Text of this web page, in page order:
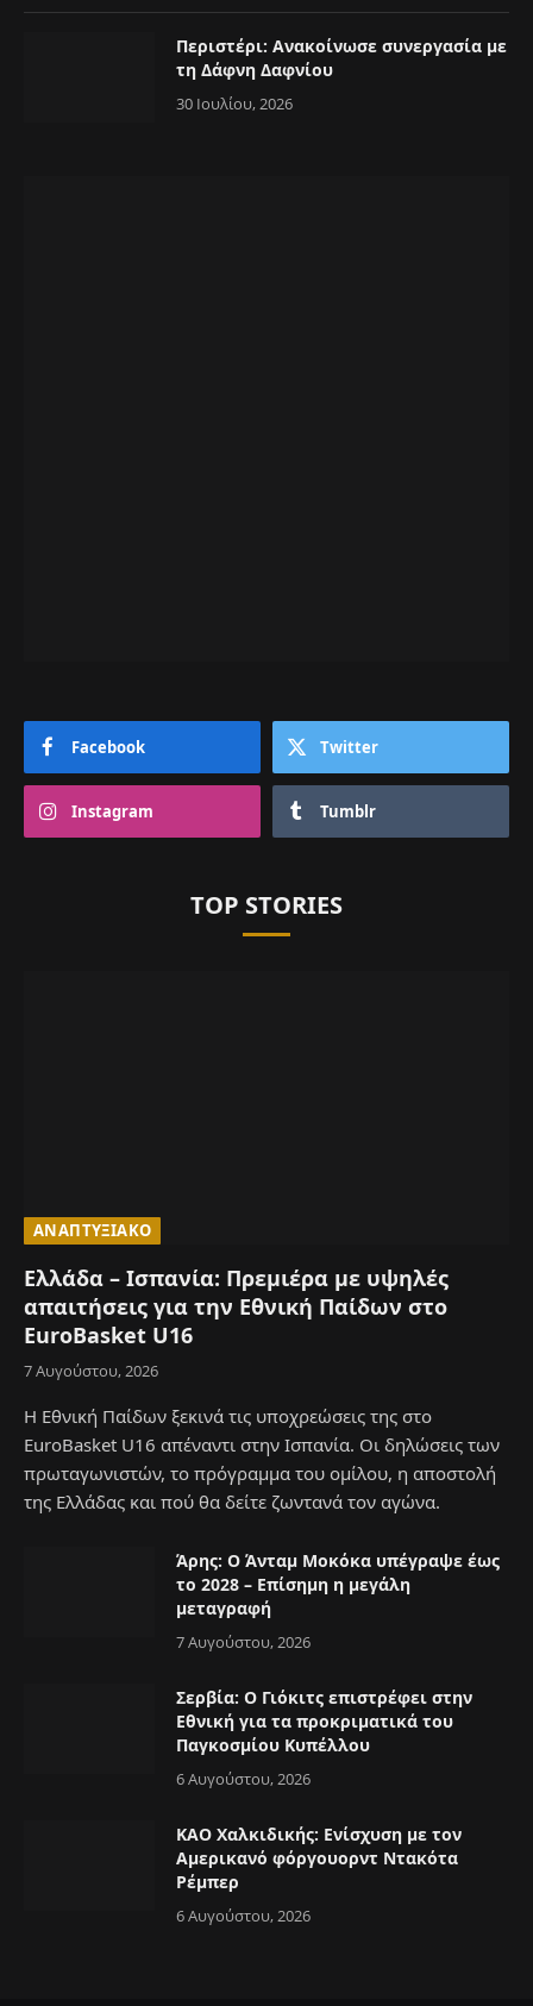
Περιστέρι: Ανακοίνωσε συνεργασία με
τη Δάφνη Δαφνίου
30 Ιουλίου, 2026
Facebook Twitter
Instagram Tumblr
TOP STORIES
ΑΝΑΠΤΥΞΙΑΚΌ
Ελλάδα – Ισπανία: Πρεμιέρα με υψηλές
απαιτήσεις για την Εθνική Παίδων στο
EuroBasket U16
7 Αυγούστου, 2026
Η Εθνική Παίδων ξεκινά τις υποχρεώσεις της στο
EuroBasket U16 απέναντι στην Ισπανία. Οι δηλώσεις των
πρωταγωνιστών, το πρόγραμμα του ομίλου, η αποστολή
της Ελλάδας και πού θα δείτε ζωντανά τον αγώνα.
Άρης: Ο Άνταμ Μοκόκα υπέγραψε έως
το 2028 – Επίσημη η μεγάλη
μεταγραφή
7 Αυγούστου, 2026
Σερβία: Ο Γιόκιτς επιστρέφει στην
Εθνική για τα προκριματικά του
Παγκοσμίου Κυπέλλου
6 Αυγούστου, 2026
ΚΑΟ Χαλκιδικής: Ενίσχυση με τον
Αμερικανό φόργουορντ Ντακότα
Ρέμπερ
6 Αυγούστου, 2026